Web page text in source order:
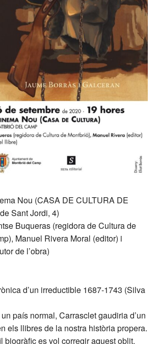
Nou (CASA DE CULTURA DE
Sant Jordi, 4)
Buqueras (regidora de Cultura de
Manuel Rivera Moral (editor) i
de l’obra)
d’un irreductible 1687-1743 (Silva
país normal, Carrasclet gaudiria d’un
els llibres de la nostra història propera.
biogràfic es vol corregir aquest oblit,